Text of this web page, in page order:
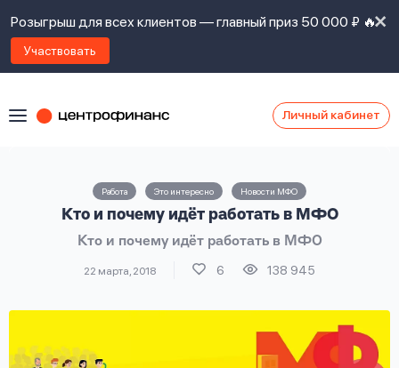
Розыгрыш для всех клиентов — главный приз 50 000 ₽ 🔥
Участвовать
Личный кабинет
Работа Это интересно Новости МФО
Кто и почему идёт работать в МФО
Кто и почему идёт работать в МФО
22 марта, 2018 6 138 945
ознакомлен
с
правилами
займов ,
на